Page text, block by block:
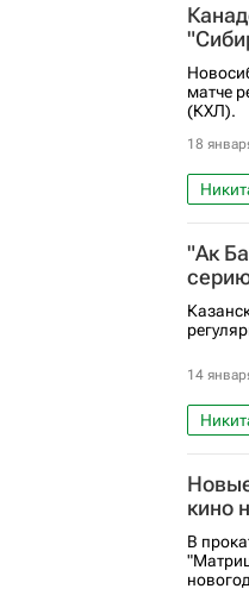
матче
(КХЛ).
18
КХЛ
"Ак
14
Ак
кино
В